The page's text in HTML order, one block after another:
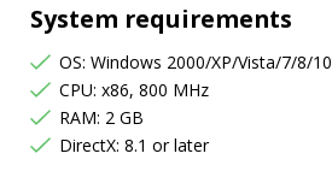
System requirements
OS: Windows 2000/XP/Vista/7/8/10
CPU: x86, 800 MHz
RAM: 2 GB
DirectX: 8.1 or later